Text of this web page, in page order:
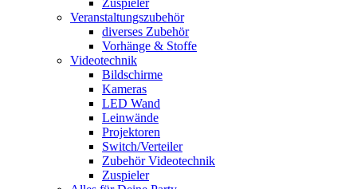
Zuspieler
Veranstaltungszubehör
diverses Zubehör
Vorhänge & Stoffe
Videotechnik
Bildschirme
Kameras
LED Wand
Leinwände
Projektoren
Switch/Verteiler
Zubehör Videotechnik
Zuspieler